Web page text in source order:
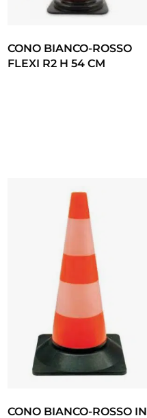
CONO BIANCO-ROSSO
FLEXI R2 H 54 CM
CONO BIANCO-ROSSO IN